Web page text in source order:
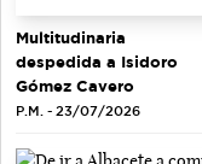
Multitudinaria
despedida a Isidoro
Gómez Cavero
P.M. - 23/07/2026